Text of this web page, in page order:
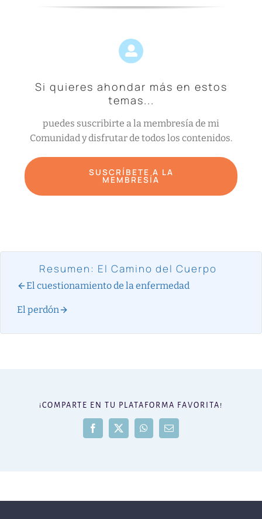
Si quieres ahondar más en estos
temas...
puedes suscribirte a la membresía de mi
Comunidad y disfrutar de todos los contenidos.
SUSCRÍBETE A LA
MEMBRESÍA
Resumen: El Camino del Cuerpo
El cuestionamiento de la enfermedad
El perdón
¡COMPARTE EN TU PLATAFORMA FAVORITA!
Facebook
X WhatsAppCorreo